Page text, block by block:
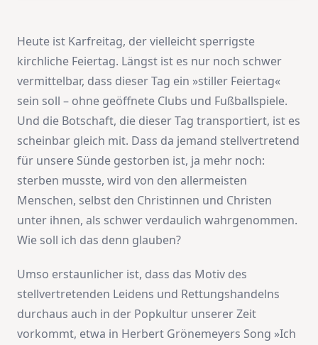
Heute ist Karfreitag, der vielleicht sperrigste
kirchliche Feiertag. Längst ist es nur noch schwer
vermittelbar, dass dieser Tag ein »stiller Feiertag«
sein soll – ohne geöffnete Clubs und Fußballspiele.
Und die Botschaft, die dieser Tag transportiert, ist es
scheinbar gleich mit. Dass da jemand stellvertretend
für unsere Sünde gestorben ist, ja mehr noch:
sterben musste, wird von den allermeisten
Menschen, selbst den Christinnen und Christen
unter ihnen, als schwer verdaulich wahrgenommen.
Wie soll ich das denn glauben?
Umso erstaunlicher ist, dass das Motiv des
stellvertretenden Leidens und Rettungshandelns
durchaus auch in der Popkultur unserer Zeit
vorkommt, etwa in Herbert Grönemeyers Song »Ich